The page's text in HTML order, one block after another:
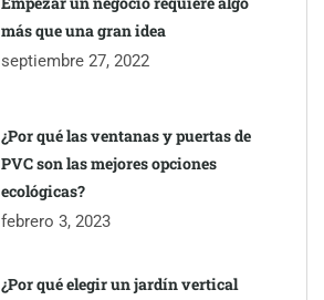
más que una gran idea
septiembre 27, 2022
¿Por qué las ventanas y puertas de
PVC son las mejores opciones
ecológicas?
febrero 3, 2023
¿Por qué elegir un jardín vertical